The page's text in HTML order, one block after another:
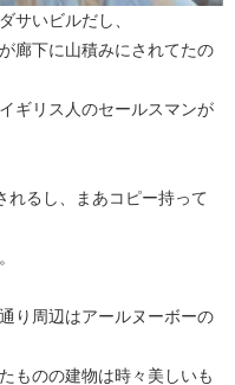
いビルだし、
廊下に山積みにされてたの
ギリス人のセールスマンが
れるし、まあコピー持って
り周辺はアールヌーボーの
ものの建物は時々美しいも